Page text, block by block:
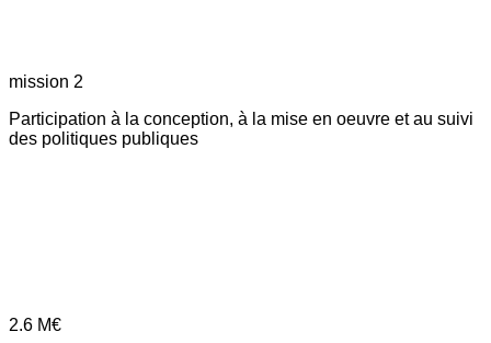
mission 2
Participation à la conception, à la mise en oeuvre et au suivi
des politiques publiques
2.6 M€